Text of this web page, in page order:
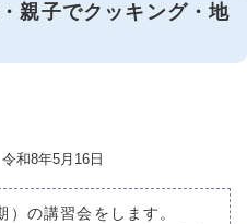
親子でクッキング・地
8年5月16日
の講習会をします。